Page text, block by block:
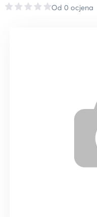
Od 0 ocjena